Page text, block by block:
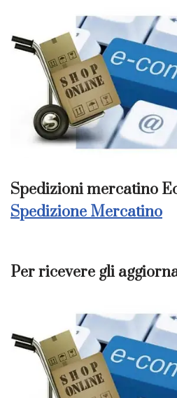
Spedizioni mercatino
Spedizione Mercatino
Per ricevere gli